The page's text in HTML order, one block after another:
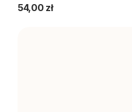
54,00 zł